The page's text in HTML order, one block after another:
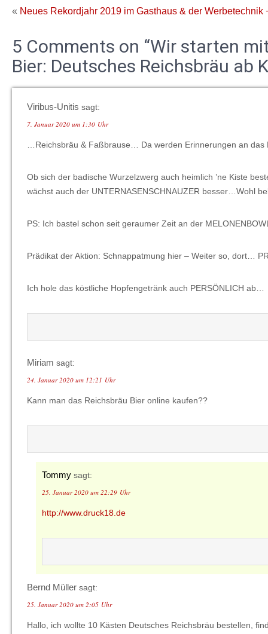
« Neues Rekordjahr 2019 im Gasthaus & der Werbetechnik
5 Comments on “Wir starten
Bier: Deutsches Reichsbräu ab
Viribus-Unitis sagt:
7. Januar 2020 um 1:30 Uhr
…Reichsbräu & Faßbrause… Da werden Erinnerungen an
Ob sich der badische Wurzelzwerg auch heimlich ’ne Kiste
wächst auch der UNTERNASENSCHNAUZER besser…Wohl
PS: Ich bastel schon seit geraumer Zeit an der
Prädikat der Aktion: Schnappatmung hier – Weiter so, dort…
Ich hole das köstliche Hopfengetränk auch PERSÖNLICH ab…
Miriam sagt:
24. Januar 2020 um 12:21 Uhr
Kann man das Reichsbräu Bier online kaufen??
Tommy sagt:
25. Januar 2020 um 22:29 Uhr
http://www.druck18.de
Bernd Müller sagt:
25. Januar 2020 um 2:05 Uhr
Hallo, ich wollte 10 Kästen Deutsches Reichsbräu bestellen,